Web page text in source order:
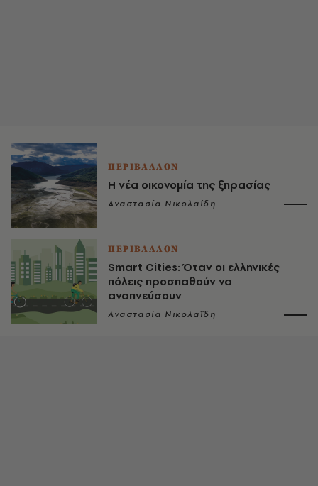
ΠΕΡΙΒΑΛΛΟΝ
Η νέα οικονομία της ξηρασίας
Αναστασία Νικολαΐδη
ΠΕΡΙΒΑΛΛΟΝ
Smart Cities: Όταν οι ελληνικές
πόλεις προσπαθούν να
αναπνεύσουν
Αναστασία Νικολαΐδη